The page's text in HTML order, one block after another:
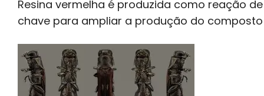
Resina vermelha é produzida como reação
chave para ampliar a produção do